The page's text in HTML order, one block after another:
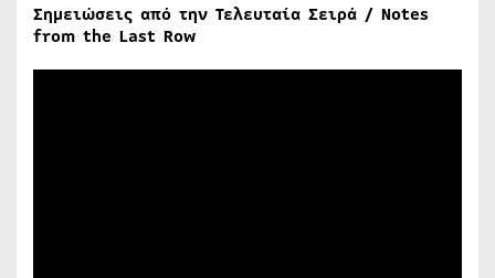
Σημειώσεις από την Τελευταία Σειρά / Notes
from the Last Row